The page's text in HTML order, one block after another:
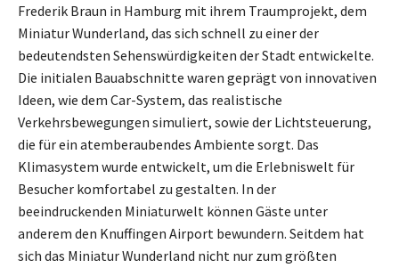
Frederik Braun in Hamburg mit ihrem Traumprojekt, dem
Miniatur Wunderland, das sich schnell zu einer der
bedeutendsten Sehenswürdigkeiten der Stadt entwickelte.
Die initialen Bauabschnitte waren geprägt von innovativen
Ideen, wie dem Car-System, das realistische
Verkehrsbewegungen simuliert, sowie der Lichtsteuerung,
die für ein atemberaubendes Ambiente sorgt. Das
Klimasystem wurde entwickelt, um die Erlebniswelt für
Besucher komfortabel zu gestalten. In der
beeindruckenden Miniaturwelt können Gäste unter
anderem den Knuffingen Airport bewundern. Seitdem hat
sich das Miniatur Wunderland nicht nur zum größten